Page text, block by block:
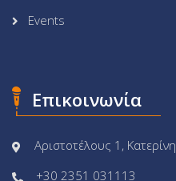
Events
Επικοινωνία
Αριστοτέλους 1, Κατερίνη
+30 2351 031113